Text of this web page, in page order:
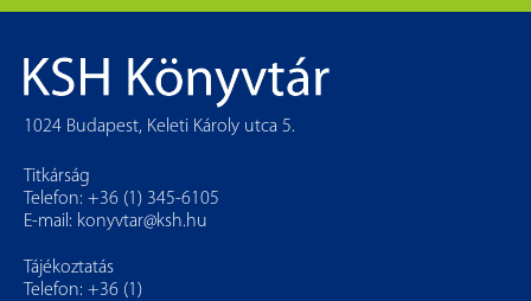
1024 Budapest, Keleti Károly utca 5.
Titkárság
Telefon: +36 (1) 345-6105
E-mail: konyvtar@ksh.hu
Tájékoztatás
Telefon: +36 (1)